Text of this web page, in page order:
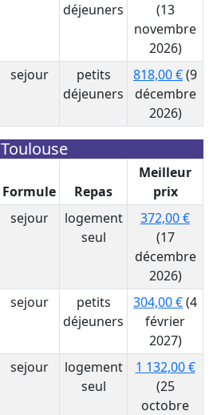
déjeuners
(13
novembre
2026)
sejour
petits
déjeuners
818,00 €(9
décembre
2026)
Toulouse
Formule Repas
Meilleur
prix
sejour
logement
seul
372,00 €
(17
décembre
2026)
sejour
petits
déjeuners
304,00 €(4
février
2027)
sejour
logement
seul
1 132,00 €
(25
octobre